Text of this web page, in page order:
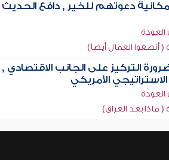
دعوتهم للخير , دافع الحديث
أنصفوا العمال أيضاً)
التركيز على الجانب الاقتصادي ,
الأمريكي
بعد العراق)